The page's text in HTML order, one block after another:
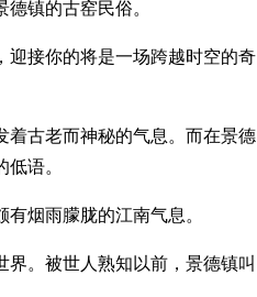
镇的古窑民俗。
迎接你的将是一场跨越时空的奇
着古老而神秘的气息。而在景德
语。
烟雨朦胧的江南气息。
界。被世人熟知以前，景德镇叫